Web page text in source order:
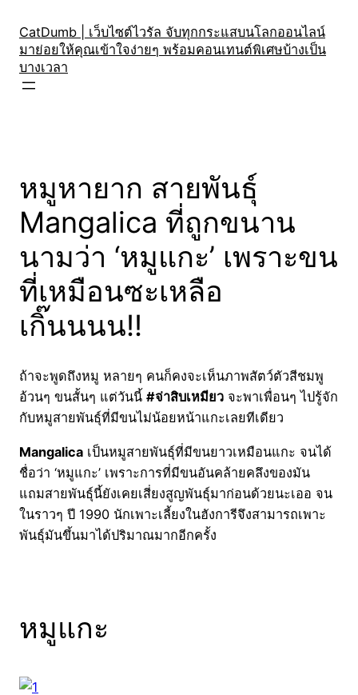
content
CatDumb | เว็บไซต์ไวรัล จับทุกกระแสบนโลกออนไลน์
มาย่อยให้คุณเข้าใจง่ายๆ พร้อมคอนเทนต์พิเศษบ้างเป็น
บางเวลา
หมูหายาก สายพันธุ์
Mangalica ที่ถูกขนาน
นามว่า ‘หมูแกะ’ เพราะขน
ที่เหมือนซะเหลือ
เกิ๊นนนน!!
ถ้าจะพูดถึงหมู หลายๆ คนก็คงจะเห็นภาพสัตว์ตัวสีชมพู
อ้วนๆ ขนสั้นๆ แต่วันนี้ #จ่าสิบเหมียว จะพาเพื่อนๆ ไปรู้จัก
กับหมูสายพันธุ์ที่มีขนไม่น้อยหน้าแกะเลยทีเดียว
Mangalica เป็นหมูสายพันธุ์ที่มีขนยาวเหมือนแกะ จนได้
ชื่อว่า ‘หมูแกะ’ เพราะการที่มีขนอันคล้ายคลึงของมัน
แถมสายพันธุ์นี้ยังเคยเสี่ยงสูญพันธุ์มาก่อนด้วยนะเออ จน
ในราวๆ ปี 1990 นักเพาะเลี้ยงในฮังการีจึงสามารถเพาะ
พันธุ์มันขึ้นมาได้ปริมาณมากอีกครั้ง
หมูแกะ